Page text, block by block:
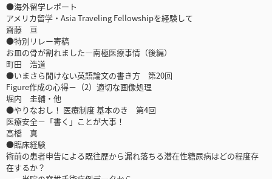
●海外留学レポート
アメリカ留学・Asia Traveling Fellowshipを経験して
齋藤 亘
●特別リレー寄稿
お皿の骨が割れました―南極医療事情（後編）
町田 浩道
●いまさら聞けない英語論文の書き方 第20回
Figure作成の心得－（2）適切な画像処理
堀内 圭輔・他
●やりなおし！ 医療制度 基本のき 第4回
医療安全－「書く」ことが大事！
高橋 真
●臨床経験
術前の患者申告による既往歴から漏れ落ちる潜在性糖尿病はどの程度存
在するか？